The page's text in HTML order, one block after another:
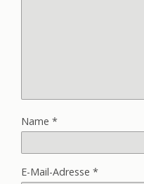
Name *
E-Mail-Adresse *